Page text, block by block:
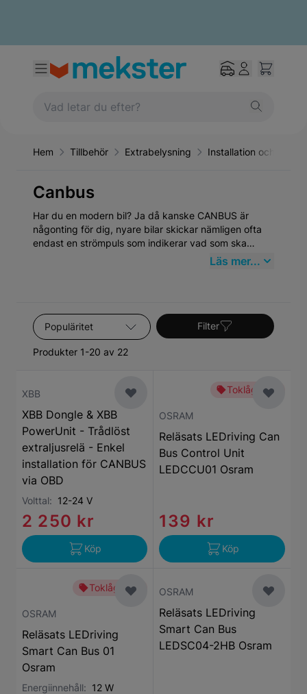
Hem Tillbehör Extrabelysning Installation och
Canbus
Har du en modern bil? Ja då kanske CANBUS är
någonting för dig, nyare bilar skickar nämligen ofta
endast en strömpuls som indikerar vad som ska
göras, men för ett extraljus behöver man en konstant
ut en analog 12 volts plus-signal.
Läs mer...
Sortera efter
Produkter 1-20 av 22
Filter
XBB
XBB Dongle & XBB
PowerUnit - Trådlöst
extraljusrelä - Enkel
installation för CANBUS
via OBD
Volttal: 12-24 V
2 250 kr
Köp
Toklågt pris
OSRAM
Reläsats LEDriving Can
Bus Control Unit
LEDCCU01 Osram
139 kr
Köp
Toklågt pris
OSRAM
Reläsats LEDriving
Smart Can Bus 01
Osram
Energiinnehåll: 12 W
OSRAM
Reläsats LEDriving
Smart Can Bus
LEDSC04-2HB Osram